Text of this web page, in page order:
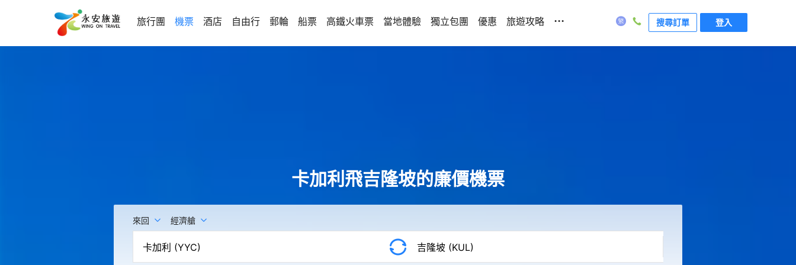
旅行團 機票 酒店 自由行 郵輪 船票 高鐵火車票 當地體驗 獨立包團 優惠 旅遊攻略 ... 搜尋訂單 登入
卡加利飛吉隆坡的廉價機票
來回 經濟艙